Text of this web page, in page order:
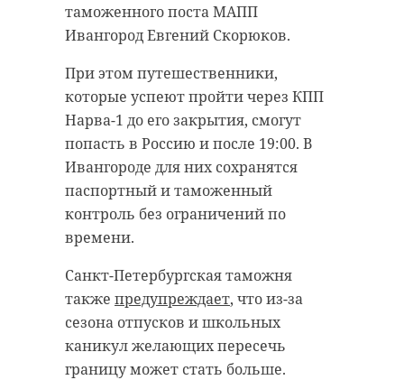
таможенного поста МАПП
Ивангород Евгений Скорюков.
При этом путешественники,
которые успеют пройти через КПП
Нарва-1 до его закрытия, смогут
попасть в Россию и после 19:00. В
Ивангороде для них сохранятся
паспортный и таможенный
контроль без ограничений по
времени.
Санкт-Петербургская таможня
также предупреждает, что из-за
сезона отпусков и школьных
каникул желающих пересечь
границу может стать больше.
Ранее 47канал сообщал о том, что
спасатели помогли людям с
Орешек.
Спасатели
помогли людям
с пробитой
крепости
Орешек
Вечером в субботу, 6 июня,
службы работали на реке Неве. Они
получили сообщение о том, что возле
крепости Орешек пробило лодку, в